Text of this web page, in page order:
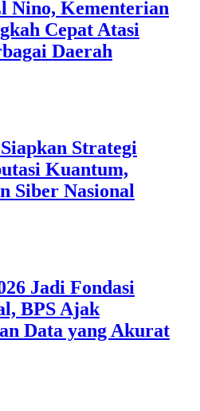
Nino, Kementerian
Cepat Atasi
Daerah
Strategi
Kuantum,
Siber Nasional
Jadi Fondasi
BPS Ajak
Data yang Akurat